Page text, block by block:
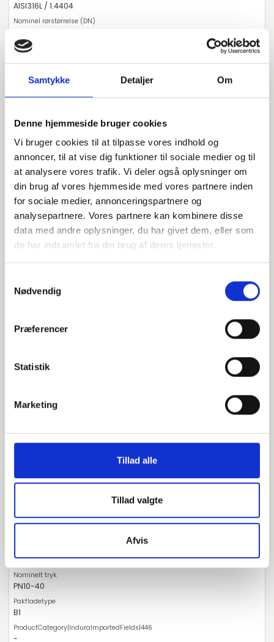
Samtykke Detaljer Om
Denne hjemmeside bruger cookies
Vi bruger cookies til at tilpasse vores indhold og
annoncer, til at vise dig funktioner til sociale medier og til
at analysere vores trafik. Vi deler også oplysninger om
din brug af vores hjemmeside med vores partnere inden
for sociale medier, annonceringspartnere og
analysepartnere. Vores partnere kan kombinere disse
data med andre oplysninger, du har givet dem, eller som
de har indsamlet fra din brug af deres tjenester.
Nødvendig
Præferencer
Statistik
Marketing
Tillad alle
Tillad valgte
Afvis
AISI316L / 1.4404
PN10-16
-
ISO7/1 Rp
Ikke på lager
031951168
PN10-16
B1
Ikke på lager
030951021
1/2"
PN10-40
B1
-